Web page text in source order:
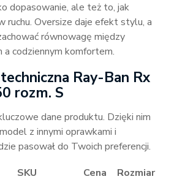
dopasowanie, ale też to, jak
ruchu. Oversize daje efekt stylu, a
równowagę między
codziennym komfortem.
Ray-Ban Rx
rozm. S
dane produktu. Dzięki nim
z innymi oprawkami i
pasował do Twoich preferencji.
SKU Cena Rozmiar